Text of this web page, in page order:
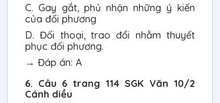
C. Gay gắt, phủ nhận những ý kiến
của đối phương
D. Đối thoại, trao đổi nhằm thuyết
phục đối phương.
→ Đáp án: A
6. Câu 6 trang 114 SGK Văn 10/2
Cánh diều